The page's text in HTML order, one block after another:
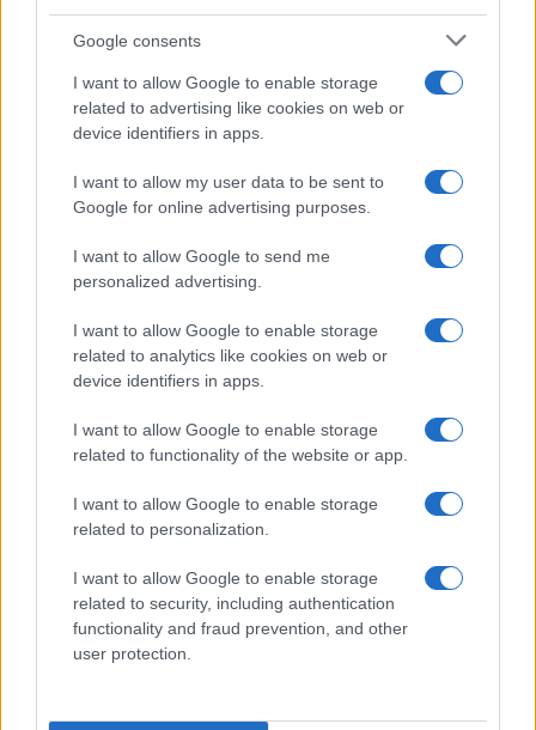
Google consents
I want to allow Google to enable storage
related to advertising like cookies on web or
device identifiers in apps.
I want to allow my user data to be sent to
Google for online advertising purposes.
I want to allow Google to send me
personalized advertising.
I want to allow Google to enable storage
related to analytics like cookies on web or
device identifiers in apps.
I want to allow Google to enable storage
related to functionality of the website or app.
I want to allow Google to enable storage
related to personalization.
I want to allow Google to enable storage
related to security, including authentication
functionality and fraud prevention, and other
user protection.
rigogliosa: non commettere
Moda
Emma segue il trend di
animalier ma con un tocco più
glamour!
Viaggi
località da non perdere per
una vacanza al fresco
Viaggi
Isola di Vulcano, cosa vedere
e fare: spiagge, trekking e
luoghi da non perdere
del 21/07/2022